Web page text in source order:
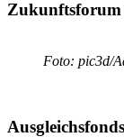
Zukunftsforum
Foto: pic3d/